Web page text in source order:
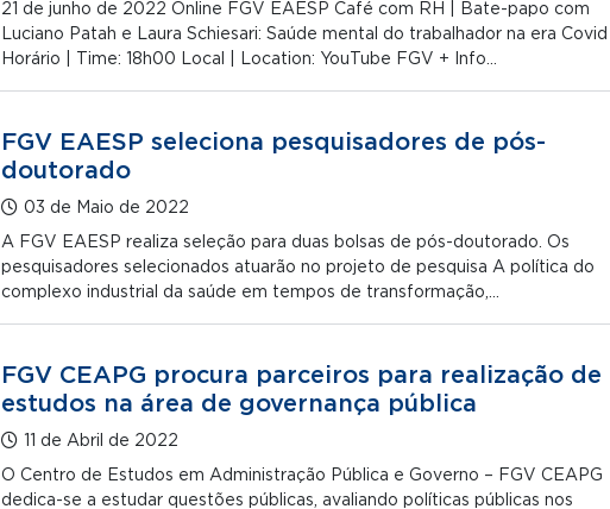
21 de junho de 2022 Online FGV EAESP Café com RH | Bate-papo com
Luciano Patah e Laura Schiesari: Saúde mental do trabalhador na era Covid
Horário | Time: 18h00 Local | Location: YouTube FGV + Info…
FGV EAESP seleciona pesquisadores de pós-
doutorado
03 de Maio de 2022
A FGV EAESP realiza seleção para duas bolsas de pós-doutorado. Os
pesquisadores selecionados atuarão no projeto de pesquisa A política do
complexo industrial da saúde em tempos de transformação,…
FGV CEAPG procura parceiros para realização de
estudos na área de governança pública
11 de Abril de 2022
O Centro de Estudos em Administração Pública e Governo – FGV CEAPG
dedica-se a estudar questões públicas, avaliando políticas públicas nos